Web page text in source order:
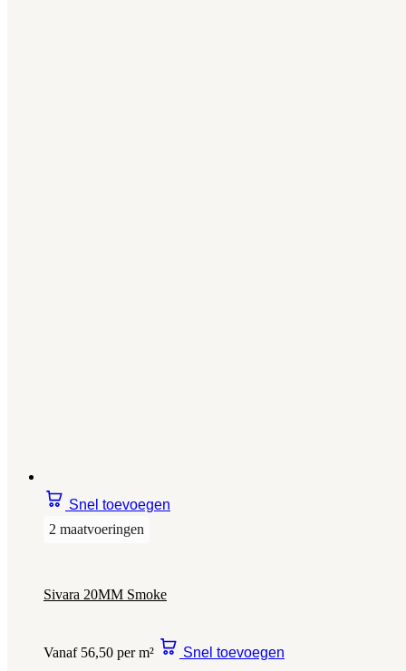
Snel toevoegen
2 maatvoeringen
Sivara 20MM Smoke
Vanaf 56,50 per m² Snel toevoegen